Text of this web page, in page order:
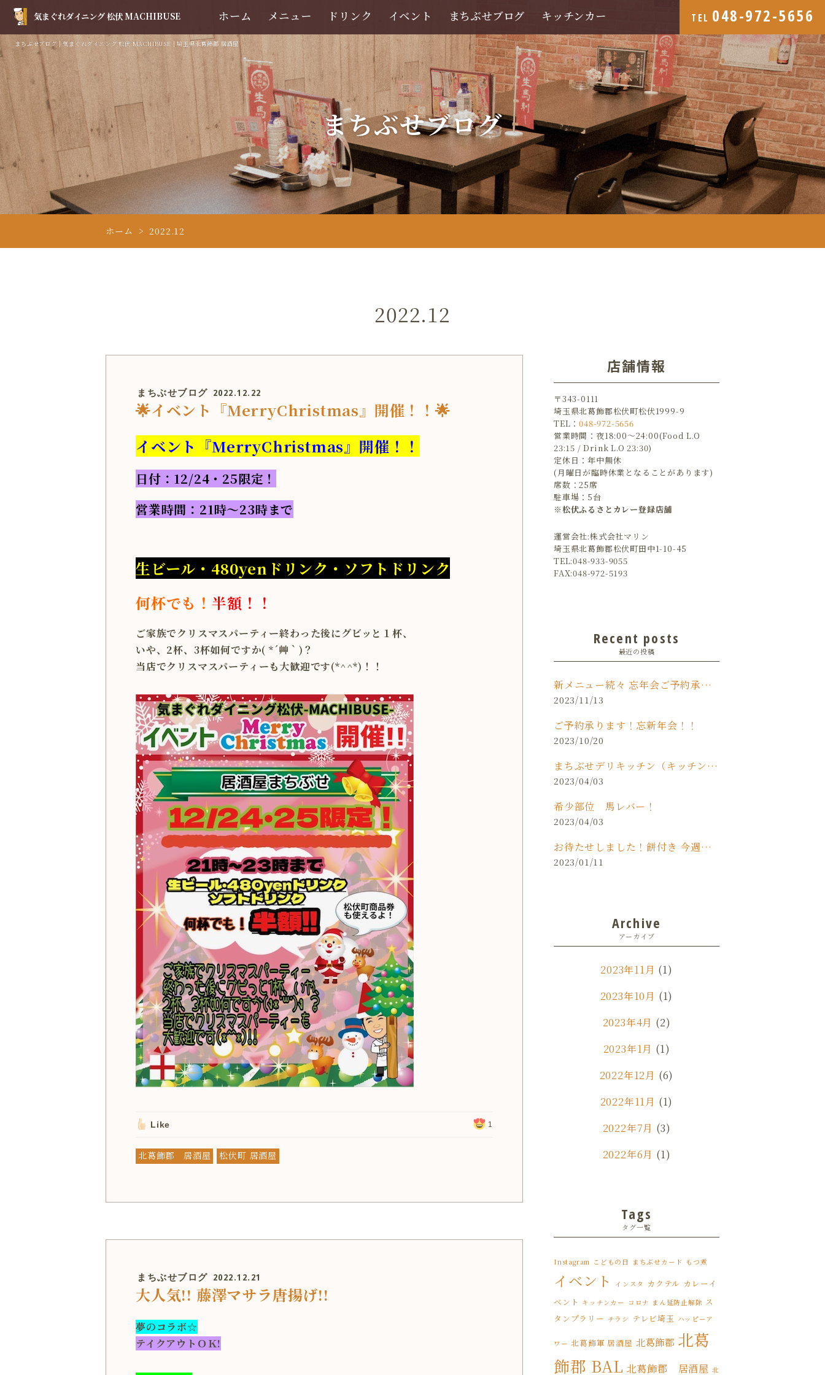
気まぐれダイニング 松伏 MACHIBUSE TEL 048-972-5656
ホーム メニュー ドリンク イベント まちぶせブログ キッチンカー
まちぶせブログ | 気まぐれダイニング 松伏 MACHIBUSE | 埼玉県北葛飾郡 居酒屋
まちぶせブログ
ホーム 2022.12
2022.12
まちぶせブログ 2022.12.22
🌟イベント『MerryChristmas』開催！！🌟
イベント『MerryChristmas』開催！！
日付：12/24・25限定！
営業時間：21時～23時まで
生ビール・480yenドリンク・ソフトドリンク
何杯でも！ 半額！！
ご家族でクリスマスパーティー終わった後にグビッと１杯、
いや、2杯、3杯如何ですか( *´艸｀)？
当店でクリスマスパーティーも大歓迎です(*^^*)！！
Like 1
北葛飾郡 居酒屋 松伏町 居酒屋
まちぶせブログ 2022.12.21
大人気!! 藤澤マサラ唐揚げ!!
夢のコラボ☆
テイクアウトＯＫ!
店舗情報
〒343-0111
埼玉県北葛飾郡松伏町松伏1999-9
TEL：048-972-5656
営業時間：夜18:00～24:00(Food L.O
23:15 / Drink L.O 23:30)
定休日：年中無休
(月曜日が臨時休業となることがあります)
席数：25席
駐車場：5台
※松伏ふるさとカレー登録店舗
運営会社:株式会社マリン
埼玉県北葛飾郡松伏町田中1-10-45
TEL:048-933-9055
FAX:048-972-5193
Recent posts
最近の投稿
新メニュー続々 忘年会ご予約承り中です‼️
2023/11/13
ご予約承ります！忘新年会！！
2023/10/20
まちぶせデリキッチン（キッチンカー）
2023/04/03
希少部位 馬レバー！
2023/04/03
お待たせしました！餅付き 今週末(日)開催！！
2023/01/11
Archive
アーカイブ
2023年11月 (1)
2023年10月 (1)
2023年4月 (2)
2023年1月 (1)
2022年12月 (6)
2022年11月 (1)
2022年7月 (3)
2022年6月 (1)
2022年4月
2022年3月(8)
2022年2月(1)
2022年1月(7)
2021年12月(12)
2021年11月(17)
2021年10月(8)
Tags
タグ一覧
Instagram こどもの日 まちぶせカード もつ煮
イベント インスタ カクテル カレーイ
ベント キッチンカー コロナ まん延防止解除 ス
タンプラリー チラシ テレビ埼玉 ハッピーア
ワー 北葛飾軍 居酒屋 北葛飾郡 北葛
飾郡 BAL 北葛飾郡 居酒屋 北